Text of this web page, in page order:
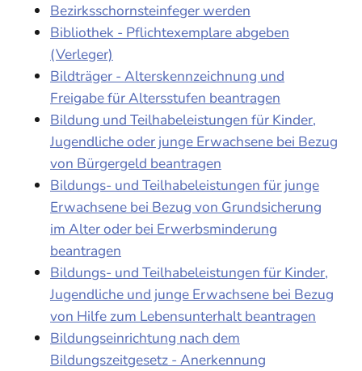
Bezirksschornsteinfeger werden
Bibliothek - Pflichtexemplare abgeben
(Verleger)
Bildträger - Alterskennzeichnung und
Freigabe für Altersstufen beantragen
Bildung und Teilhabeleistungen für Kinder,
Jugendliche oder junge Erwachsene bei Bezug
von Bürgergeld beantragen
Bildungs- und Teilhabeleistungen für junge
Erwachsene bei Bezug von Grundsicherung
im Alter oder bei Erwerbsminderung
beantragen
Bildungs- und Teilhabeleistungen für Kinder,
Jugendliche und junge Erwachsene bei Bezug
von Hilfe zum Lebensunterhalt beantragen
Bildungseinrichtung nach dem
Bildungszeitgesetz - Anerkennung